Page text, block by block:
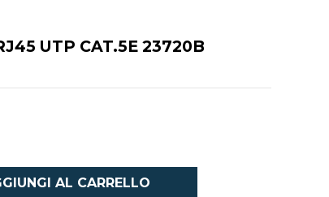
UTP CAT.5E 23720B
AL CARRELLO